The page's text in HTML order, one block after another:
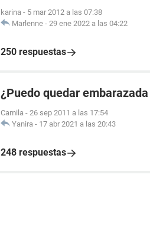
karina - 5 mar 2012 a las 07:38
Marlenne - 29 ene 2022 a las 04:22
250 respuestas
¿Puedo quedar
Camila - 26 sep 2011 a las 17:54
Yanira - 17 abr 2021 a las 20:43
248 respuestas